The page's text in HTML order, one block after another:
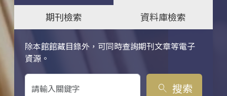
期刊檢索
資料庫檢索
除本館館藏目錄外，可同時查詢期刊文章等電子
資源。
關鍵字搜尋
search 搜索